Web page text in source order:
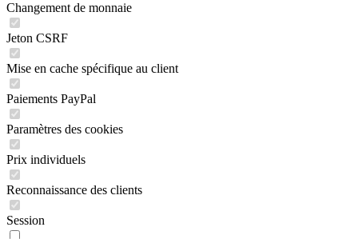
Changement de monnaie
Jeton CSRF
Mise en cache spécifique au client
Paiements PayPal
Paramètres des cookies
Prix individuels
Reconnaissance des clients
Session